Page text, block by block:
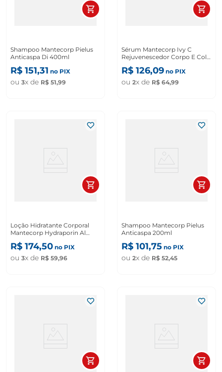
Shampoo Mantecorp Pielus
Anticaspa Di 400ml
R$ 151,31 no PIX
ou 3x de R$ 51,99
Sérum Mantecorp Ivy C
Rejuvenescedor Corpo E Colo
Com Fps 20
R$ 126,09 no PIX
ou 2x de R$ 64,99
Loção Hidratante Corporal
Mantecorp Hydraporin Al
Peles Secas E Extrassecas
450g
R$ 174,50 no PIX
ou 3x de R$ 59,96
Shampoo Mantecorp Pielus
Anticaspa 200ml
R$ 101,75 no PIX
ou 2x de R$ 52,45